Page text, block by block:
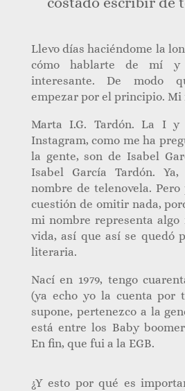
Llevo días haciéndome la
cómo hablarte de mí
interesante. De modo
empezar por el principio. Mi
Marta I.G. Tardón. La I
Instagram, como me ha
la gente, son de Isabel
Isabel García Tardón.
nombre de telenovela. Pero
cuestión de omitir nada,
mi nombre representa
vida, así que así se quedó
literaria.
Nací en 1979, tengo
(ya echo yo la cuenta por
supone, pertenezco a la
está entre los Baby
En fin, que fui a la EGB.
¿Y esto por qué es